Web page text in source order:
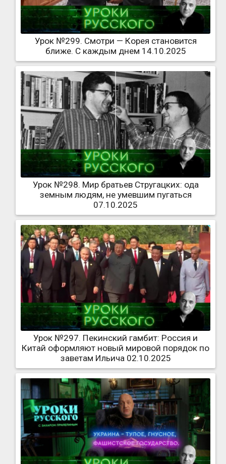
Урок №299. Смотри — Корея становится
ближе. С каждым днем 14.10.2025
Урок №298. Мир братьев Стругацких: ода
земным людям, не умевшим пугаться
07.10.2025
Урок №297. Пекинский гамбит: Россия и
Китай оформляют новый мировой порядок по
заветам Ильича 02.10.2025